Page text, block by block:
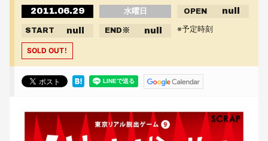
2011.06.29 水曜日 OPEN null
START null END ※ null ※予定時刻
SOLD OUT！